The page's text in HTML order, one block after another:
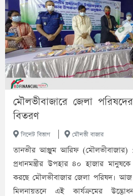
মৌলভীবাজারে জেলা পরিষদের
বিতরণ
সিলেট বিভাগ মৌলভী বাজার
তানভীর আঞ্জুম আরিফ (মৌলভীবাজার)
প্রধানমন্ত্রীর উপহার ৪০ হাজার মানুষকে
করছে মৌলভীবাজার জেলা পরিষদ।
মিলনায়তনে এই কার্যক্রমের